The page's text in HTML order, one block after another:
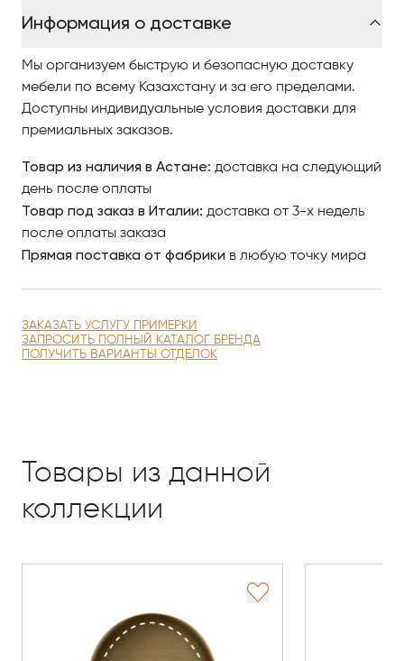
Информация о доставке
Мы организуем быструю и безопасную доставку
мебели по всему Казахстану и за его пределами.
Доступны индивидуальные условия доставки для
премиальных заказов.
Товар из наличия в Астане: доставка на следующий
день после оплаты
Товар под заказ в Италии: доставка от 3-х недель
после оплаты заказа
Прямая поставка от фабрики в любую точку мира
ЗАКАЗАТЬ УСЛУГУ ПРИМЕРКИ
ЗАПРОСИТЬ ПОЛНЫЙ КАТАЛОГ БРЕНДА
ПОЛУЧИТЬ ВАРИАНТЫ ОТДЕЛОК
Товары из данной
коллекции